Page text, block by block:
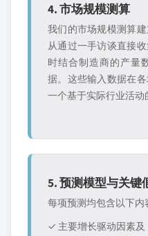
4. 市场规模测算
我们的市场规模测算
从通过一手访谈直接
时结合制造商的产量
据。这些输入数据在
一个基于实际行业活动
5. 预测模型与关键
每项预测均包含以下内
✓ 主要增长驱动因素及